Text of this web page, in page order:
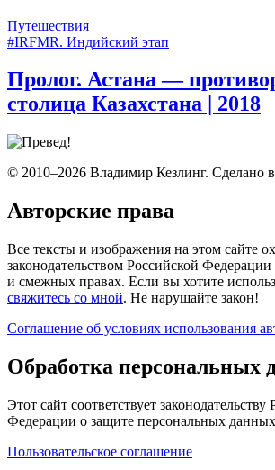
Путешествия
#IRFMR. Индийский этап
Пролог. Астана —
столица Казахстана | 2018
© 2010–2026 Владимир Кезлинг. Сделано
Авторские права
Все тексты и изображения на этом сайте
законодательством Российской Федерации
и смежных правах. Если вы хотите
свяжитесь со мной. Не нарушайте закон!
Соглашение об условиях использования
Обработка персональных
Этот сайт соответствует законодательству
Федерации о защите персональных
Пользовательское соглашение